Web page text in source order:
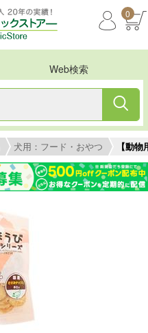
0
Web検索
犬用：フード・おやつ 【動